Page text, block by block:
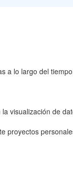
a lo largo del
visualización de
proyectos